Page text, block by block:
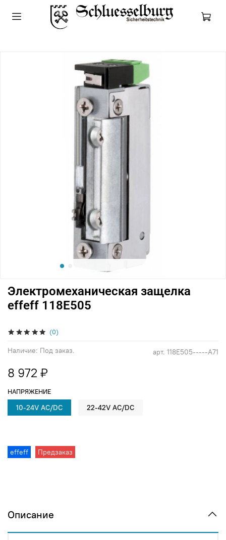
(0)
арт. 118E505-----A71
Наличие: Под заказ.
effeff Предзаказ
Электромеханическая защелка
effeff 118E505
8 972 ₽
НАПРЯЖЕНИЕ
10-24V AC/DC 22-42V AC/DC
Описание